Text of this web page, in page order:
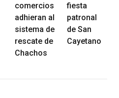
comercios
adhieran al
sistema de
rescate de
Chachos
fiesta
patronal
de San
Cayetano